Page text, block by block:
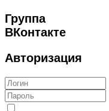
Группа
ВКонтакте
Авторизация